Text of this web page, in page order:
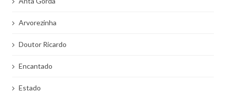
Arvorezinha
Doutor Ricardo
Encantado
Estado